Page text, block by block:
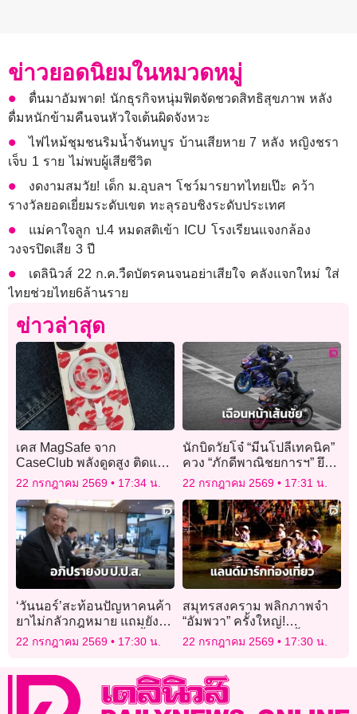
ข่าวยอดนิยมในหมวดหมู่
ตื่นมาอัมพาต! นักธุรกิจหนุ่มฟิตจัดชวดสิทธิสุขภาพ หลัง
ดื่มหนักข้ามคืนจนหัวใจเต้นผิดจังหวะ
ไฟไหม้ชุมชนริมน้ำจันทบูร บ้านเสียหาย 7 หลัง หญิงชรา
เจ็บ 1 ราย ไม่พบผู้เสียชีวิต
งดงามสมวัย! เด็ก ม.อุบลฯ โชว์มารยาทไทยเป๊ะ คว้า
รางวัลยอดเยี่ยมระดับเขต ทะลุรอบชิงระดับประเทศ
แม่คาใจลูก ป.4 หมดสติเข้า ICU โรงเรียนแจงกล้อง
วงจรปิดเสีย 3 ปี
เดลินิวส์ 22 ก.ค.วืดบัตรคนจนอย่าเสียใจ คลังแจกใหม่ ใส่
ไทยช่วยไทย6ล้านราย
ข่าวล่าสุด
เคส MagSafe จาก
CaseClub พลังดูดสูง ติดแน่น
ไม่มีหลุด
22 กรกฎาคม 2569 17:34 น.
นักบิดวัยโจ๋ “มีนโปลีเทคนิค”
ควง “ภักดีพาณิชยการฯ” ยึด
แชมป์ ศึก YAMAHA Moto
Challenge สนาม 2
22 กรกฎาคม 2569 17:31 น.
‘วันนอร์’สะท้อนปัญหาคนค้า
ยาไม่กลัวกฎหมาย แถมยัง
ท้าทายขอไปนรก พวกนี้กลัว
ยึดทรัพย์
22 กรกฎาคม 2569 17:30 น.
สมุทรสงคราม พลิกภาพจำ
“อัมพวา” ครั้งใหญ่!
เปิด 2 โปรเจกต์ยักษ์ ปั้น
“เมืองเก่า” สู่แลนด์มาร์กท่อง
22 กรกฎาคม 2569 17:30 น.